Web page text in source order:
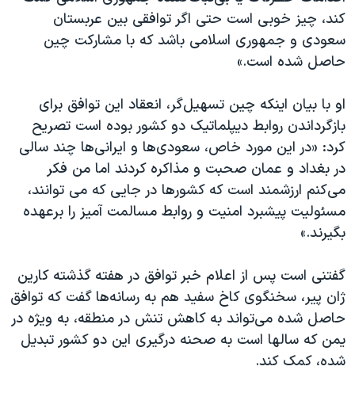
نرگس محمدی برنده جایزه نوبل صلح
همایش محافظه‌کاران آمریکا «سی‌پک»
صفحه‌های ویژه
کند، چیز خوبی است حتی اگر توافقی بین عربستان
سعودی و جمهوری اسلامی باشد که با مشارکت چین
حاصل شده است.»
او با بیان اینکه چین تسهیل‌گر، انعقاد این توافق برای
بازگرداندن روابط دیپلماتیک دو کشور بوده است تصریح
کرد: «در این مورد خاص، سعودی‌ها و ایرانی‌ها چند سالی
در بغداد و عمان صحبت و مذاکره کردند اما من فکر
می‌کنم ارزشمند است که کشورها در جایی که می توانند،
مسئولیت پیشبرد امنیت و روابط مسالمت آمیز را بر‌عهده
بگیرند.»
گفتنی است پس از اعلام خبر توافق در هفته گذشته کارین
ژان پیر، سخنگوی کاخ سفید هم به رسانه‌ها گفت که توافق
حاصل شده می‌تواند به کاهش تنش در منطقه، به ویژه در
یمن که سالها است به صحنه درگیری این دو کشور تبدیل
شده، کمک کند.